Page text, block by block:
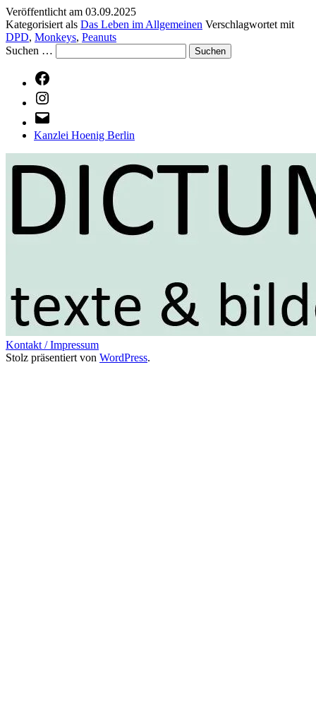
Veröffentlicht am 03.09.2025
Kategorisiert als Das Leben im Allgemeinen Verschlagwortet mit
DPD, Monkeys, Peanuts
Suchen …
Kanzlei Hoenig Berlin
Kontakt / Impressum
Stolz präsentiert von WordPress.